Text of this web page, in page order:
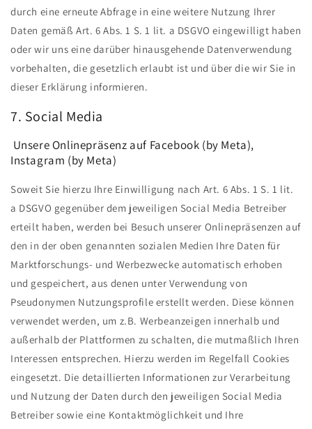
durch eine erneute Abfrage in eine weitere Nutzung Ihrer
Daten gemäß Art. 6 Abs. 1 S. 1 lit. a DSGVO eingewilligt haben
oder wir uns eine darüber hinausgehende Datenverwendung
vorbehalten, die gesetzlich erlaubt ist und über die wir Sie in
dieser Erklärung informieren.
7. Social Media
Unsere Onlinepräsenz auf Facebook (by Meta),
Instagram (by Meta)
Soweit Sie hierzu Ihre Einwilligung nach Art. 6 Abs. 1 S. 1 lit.
a DSGVO gegenüber dem jeweiligen Social Media Betreiber
erteilt haben, werden bei Besuch unserer Onlinepräsenzen auf
den in der oben genannten sozialen Medien Ihre Daten für
Marktforschungs- und Werbezwecke automatisch erhoben
und gespeichert, aus denen unter Verwendung von
Pseudonymen Nutzungsprofile erstellt werden. Diese können
verwendet werden, um z.B. Werbeanzeigen innerhalb und
außerhalb der Plattformen zu schalten, die mutmaßlich Ihren
Interessen entsprechen. Hierzu werden im Regelfall Cookies
eingesetzt. Die detaillierten Informationen zur Verarbeitung
und Nutzung der Daten durch den jeweiligen Social Media
Betreiber sowie eine Kontaktmöglichkeit und Ihre